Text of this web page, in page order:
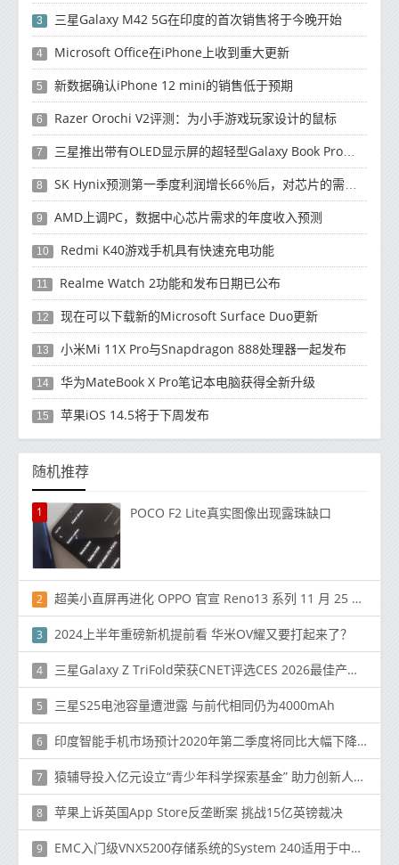
3 三星Galaxy M42 5G在印度的首次销售将于今晚开始
4 Microsoft Office在iPhone上收到重大更新
5 新数据确认iPhone 12 mini的销售低于预期
6 Razer Orochi V2评测：为小手游戏玩家设计的鼠标
7 三星推出带有OLED显示屏的超轻型Galaxy Book Pro和Galaxy Book Pro 360笔记本电脑
8 SK Hynix预测第一季度利润增长66％后，对芯片的需求将增强
9 AMD上调PC，数据中心芯片需求的年度收入预测
10 Redmi K40游戏手机具有快速充电功能
11 Realme Watch 2功能和发布日期已公布
12 现在可以下载新的Microsoft Surface Duo更新
13 小米Mi 11X Pro与Snapdragon 888处理器一起发布
14 华为MateBook X Pro笔记本电脑获得全新升级
15 苹果iOS 14.5将于下周发布
随机推荐
1 POCO F2 Lite真实图像出现露珠缺口
2 超美小直屏再进化 OPPO 官宣 Reno13 系列 11 月 25 日发布
3 2024上半年重磅新机提前看 华米OV耀又要打起来了？
4 三星Galaxy Z TriFold荣获CNET评选CES 2026最佳产品大奖
5 三星S25电池容量遭泄露 与前代相同仍为4000mAh
6 印度智能手机市场预计2020年第二季度将同比大幅下降50.6％，预计下半年将恢复
7 猿辅导投入亿元设立“青少年科学探索基金” 助力创新人才再夺佳绩
8 苹果上诉英国App Store反垄断案 挑战15亿英镑裁决
9 EMC入门级VNX5200存储系统的System 240适用于中型企业和远程办公室